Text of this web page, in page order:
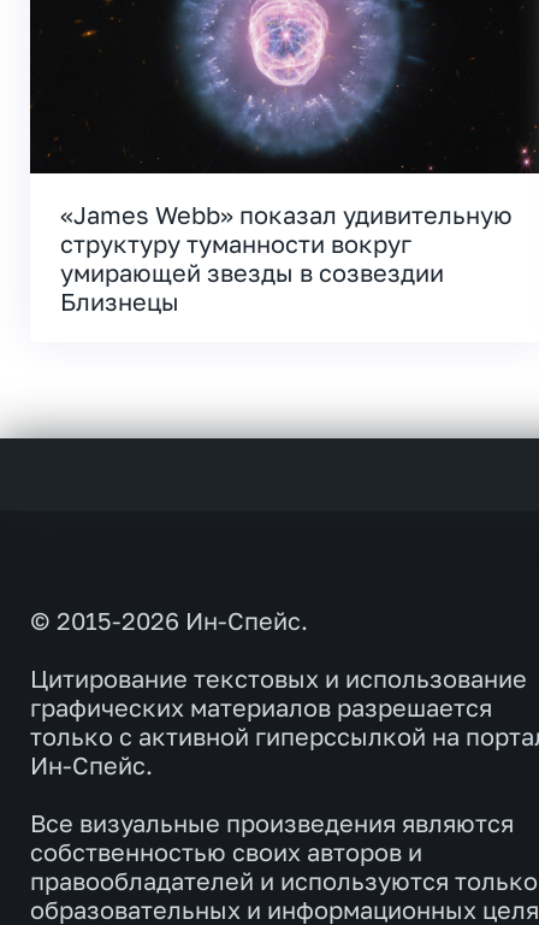
«James Webb» показал удивительную
структуру туманности вокруг
умирающей звезды в созвездии
Близнецы
© 2015-2026 Ин-Спейс.
Цитирование текстовых и использование
графических материалов разрешается
только с активной гиперссылкой на
Ин-Спейс.
Все визуальные произведения являются
собственностью своих авторов и
правообладателей и используются
образовательных и информационных